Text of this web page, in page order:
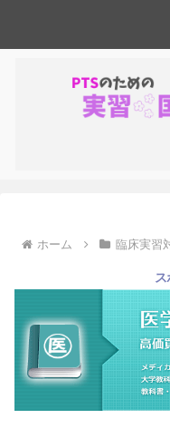
ホーム 臨床実習